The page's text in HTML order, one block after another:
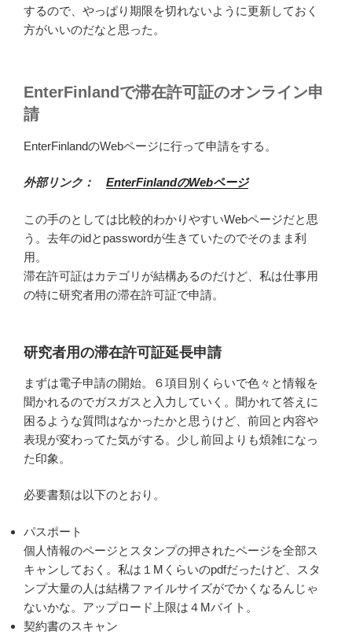
するので、やっぱり期限を切れないように更新しておく
方がいいのだなと思った。
EnterFinlandで滞在許可証のオンライン申
請
EnterFinlandのWebページに行って申請をする。
外部リンク： EnterFinlandのWebページ
この手のとしては比較的わかりやすいWebページだと思
う。去年のidとpasswordが生きていたのでそのまま利
用。
滞在許可証はカテゴリが結構あるのだけど、私は仕事用
の特に研究者用の滞在許可証で申請。
研究者用の滞在許可証延長申請
まずは電子申請の開始。６項目別くらいで色々と情報を
聞かれるのでガスガスと入力していく。聞かれて答えに
困るような質問はなかったかと思うけど、前回と内容や
表現が変わってた気がする。少し前回よりも煩雑になっ
た印象。
必要書類は以下のとおり。
パスポート
個人情報のページとスタンプの押されたページを全部ス
キャンしておく。私は１Mくらいのpdfだったけど、スタ
ンプ大量の人は結構ファイルサイズがでかくなるんじゃ
ないかな。アップロード上限は４Mバイト。
契約書のスキャン